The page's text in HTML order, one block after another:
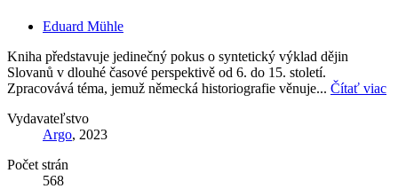
Eduard Mühle
Kniha představuje jedinečný pokus o syntetický výklad dějin
Slovanů v dlouhé časové perspektivě od 6. do 15. století.
Zpracovává téma, jemuž německá historiografie věnuje... Čítať viac
Vydavateľstvo
Argo, 2023
Počet strán
568